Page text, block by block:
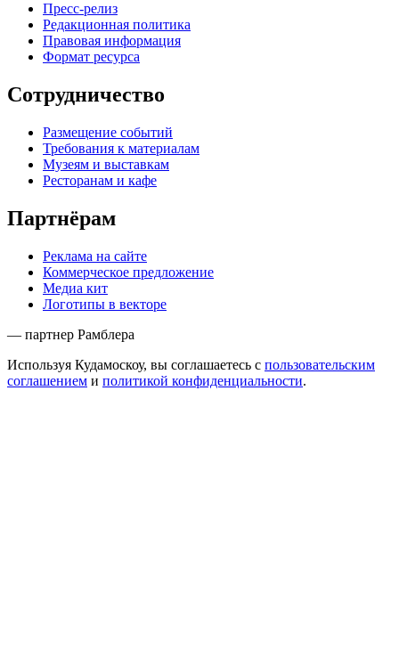
Пресс-релиз
Редакционная политика
Правовая информация
Формат ресурса
Сотрудничество
Размещение событий
Требования к материалам
Музеям и выставкам
Ресторанам и кафе
Партнёрам
Реклама на сайте
Коммерческое предложение
Медиа кит
Логотипы в векторе
— партнер Рамблера
Используя Кудамоскоу, вы соглашаетесь с пользовательским
соглашением и политикой конфиденциальности.